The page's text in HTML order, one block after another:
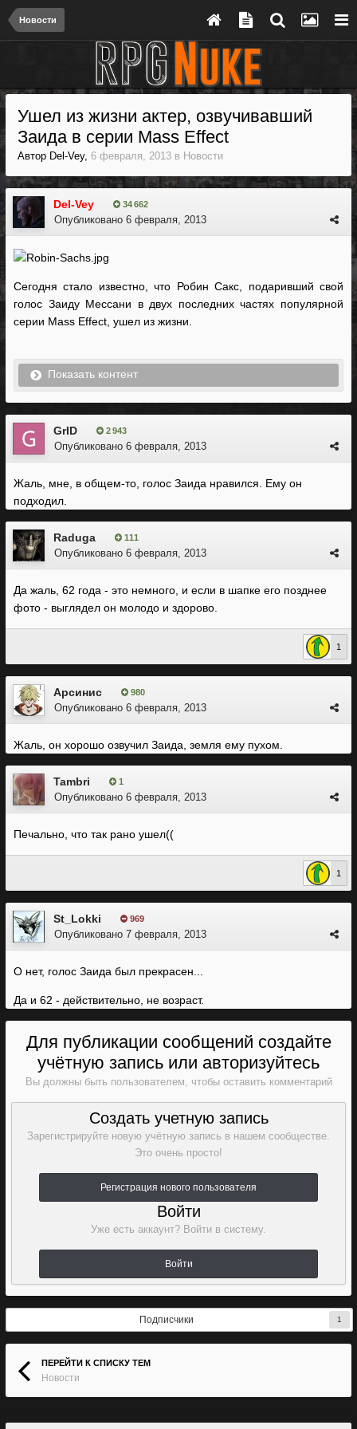
Новости
Ушел из жизни актер, озвучивавший
Заида в серии Mass Effect
Автор Del-Vey, 6 февраля, 2013 в Новости
Del-Vey 34 662
Опубликовано 6 февраля, 2013
Сегодня стало известно, что Робин Сакс, подаривший свой
голос Заиду Мессани в двух последних частях популярной
серии Mass Effect, ушел из жизни.
Показать контент
GrID 2 943
Опубликовано 6 февраля, 2013
Жаль, мне, в общем-то, голос Заида нравился. Ему он
подходил.
Raduga 111
Опубликовано 6 февраля, 2013
Да жаль, 62 года - это немного, и если в шапке его позднее
фото - выглядел он молодо и здорово.
1
Арсинис 980
Опубликовано 6 февраля, 2013
Жаль, он хорошо озвучил Заида, земля ему пухом.
Tambri 1
Опубликовано 6 февраля, 2013
Печально, что так рано ушел((
1
St_Lokki 969
Опубликовано 7 февраля, 2013
О нет, голос Заида был прекрасен...
Да и 62 - действительно, не возраст.
Для публикации сообщений создайте
учётную запись или авторизуйтесь
Вы должны быть пользователем, чтобы оставить комментарий
Создать учетную запись
Зарегистрируйте новую учётную запись в нашем сообществе.
Это очень просто!
Регистрация нового пользователя
Войти
Уже есть аккаунт? Войти в систему.
Войти
Подписчики 1
ПЕРЕЙТИ К СПИСКУ ТЕМ
Новости